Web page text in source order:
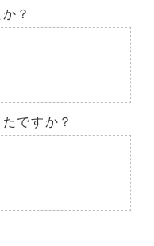
？
ですか？